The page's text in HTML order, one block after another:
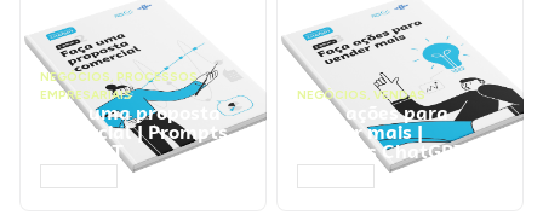
NEGÓCIOS, PROCESSOS
EMPRESARIAIS
Faça uma proposta
comercial | Prompts
ChatGPT
NEGÓCIOS, VENDAS
Faça ações para
vender mais |
Prompts ChatGPT